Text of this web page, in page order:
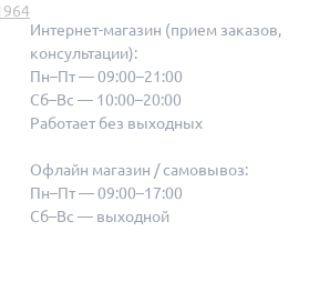
Интернет-магазин (прием заказов,
консультации):
Пн–Пт — 09:00–21:00
Сб–Вс — 10:00–20:00
Работает без выходных
Офлайн магазин / самовывоз:
Пн–Пт — 09:00–17:00
Сб–Вс — выходной